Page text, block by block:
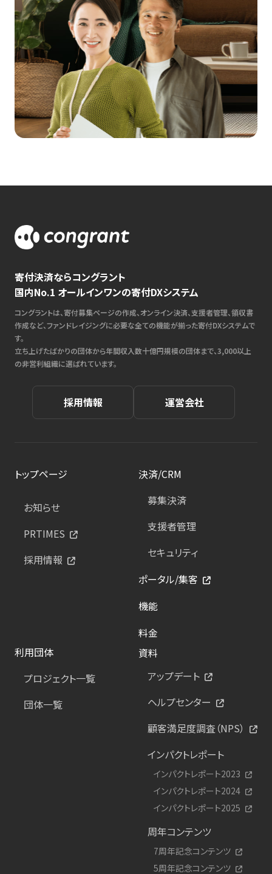
寄付決済ならコングラント
国内No.1 オールインワンの寄付DXシステム
コングラントは、寄付募集ページの作成、オンライン決済、支援者管理、領収書
作成など、ファンドレイジングに必要な全ての機能が揃った寄付DXシステムで
す。
立ち上げたばかりの団体から年間収入数十億円規模の団体まで、3,000以上
の非営利組織に選ばれています。
採用情報 運営会社
トップページ
お知らせ
PRTIMES
採用情報
決済/CRM
募集決済
支援者管理
セキュリティ
ポータル/集客
機能
料金
利用団体
プロジェクト一覧
団体一覧
資料
アップデート
ヘルプセンター
顧客満足度調査（NPS）
インパクトレポート
インパクトレポート2023
インパクトレポート2024
インパクトレポート2025
周年コンテンツ
7周年記念コンテンツ
5周年記念コンテンツ